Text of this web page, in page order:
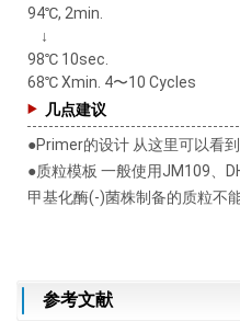
94℃, 2min.
↓
98℃ 10sec.
68℃ Xmin. 4〜10 Cycles
几点建议
●Primer的设计 从这里可以看
●质粒模板 一般使用JM109、
甲基化酶(-)菌株制备的质粒不
参考文献